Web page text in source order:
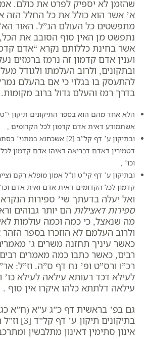
שהזמן לא יספיק לפרט את כולם.
א’ אשר הוא כולל את כל החלל הזה
מתפשטים כל העולם הנ”ל. האור
נתפשט מן האין סוף הסובב את
אשר בחינת כללותם נקרא “אדם
וענין אדם קדמון זה נרמז ברמזים
ובתקונים, ולרוב העלמתו ולגודל
להתעסק בו בגלוי כי אם בהעלם
בדרך רמז והעלם גדול ברוב מקומות.
הלא אחד מהם הוא בספר התיקונים תיקון
אשתמודע דאית אדם קדמון לכל הקדומים ,
ובתיקון ע’ דף קל”ב ‏ [2]
אשכחנא במתני’
דטמירין דאדם דבריאה דאיהו אדם קדמון
וכו’ ,
ובתיקון ע’ דף קי”ט וז”ל אמון מופלא רקם
קדמון לכל הקדומים דאית אדם ואית אדם וכו’
ואל יעלה בדעתך שי’ ספירות
ספירות דאצילות הם יותר גבוהים
מה שנאצל, כי כמה וכמה עולמות
ולרוב העלמם לא הוזכרו בספר
כאשר עיניך תחזנה משרים ג’
רבים, כאשר כתבו כמה מאמרים
רכ”ו ורס”ט ופ’ נח דף ס”ה. וז”ל:
לעילא דכד רעותא עילאה לעילא
עילאה דלתתא כלהו איקרו אין סוף .
גם בפ’ בראשית דף כ”ג ע”א (ח”א
בתיקונים תיקון ע’ דף קל”ד ‏ [3] וז”ל
אינון סתימין דאינון מתלבשין